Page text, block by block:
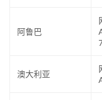
阿鲁巴
澳大利亚